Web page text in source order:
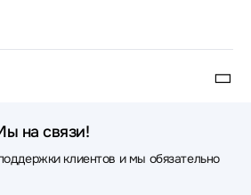
на связи!
клиентов и мы обязательно